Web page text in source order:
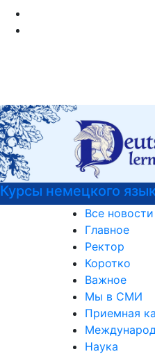
Курсы немецкого
Все новости
Главное
Ректор
Коротко
Важное
Мы в СМИ
Приемная
Наука